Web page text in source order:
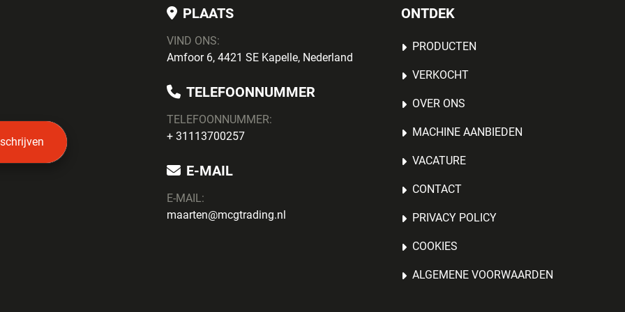
PLAATS
VIND ONS:
Amfoor 6, 4421 SE Kapelle, Nederland
TELEFOONNUMMER
TELEFOONNUMMER:
+ 31113700257
E-MAIL
E-MAIL:
maarten@mcgtrading.nl
ONTDEK
PRODUCTEN
VERKOCHT
OVER ONS
MACHINE AANBIEDEN
VACATURE
CONTACT
PRIVACY POLICY
COOKIES
ALGEMENE VOORWAARDEN